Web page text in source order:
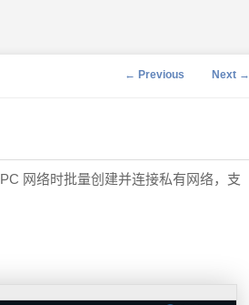
Post navigation
← Previous Next →
网络时批量创建并连接私有网络，支